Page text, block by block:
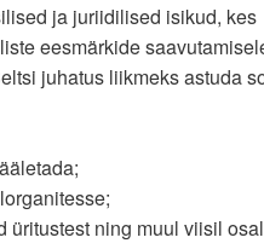
ja juriidilised isikud, kes
eesmärkide
juhatus liikmeks astuda
üritustest ning muul viisil